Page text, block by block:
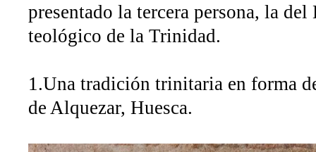
presentado la tercera persona, la
teológico de la Trinidad.
1.Una tradición trinitaria en forma
de Alquezar, Huesca.